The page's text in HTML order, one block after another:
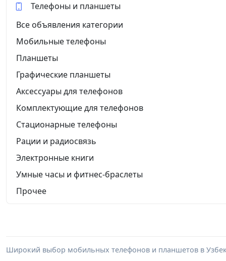
Телефоны и планшеты
Все объявления категории
Мобильные телефоны
Планшеты
Графические планшеты
Аксессуары для телефонов
Комплектующие для телефонов
Стационарные телефоны
Рации и радиосвязь
Электронные книги
Умные часы и фитнес-браслеты
Прочее
Широкий выбор мобильных телефонов и планшетов в